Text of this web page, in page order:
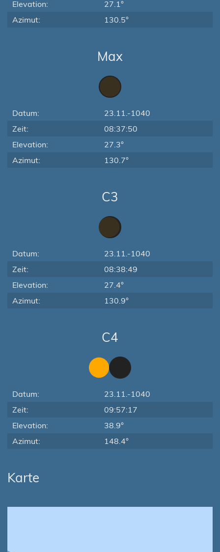
Elevation:
27.1°
Azimut:
130.5°
Max
Datum:
23.11.-1040
Zeit:
08:37:50
Elevation:
27.3°
Azimut:
130.7°
C3
Datum:
23.11.-1040
Zeit:
08:38:49
Elevation:
27.4°
Azimut:
130.9°
C4
Datum:
23.11.-1040
Zeit:
09:57:17
Elevation:
38.9°
Azimut:
148.4°
Karte